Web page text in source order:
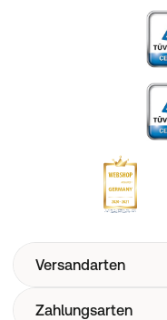
Versandarten
Zahlungsarten